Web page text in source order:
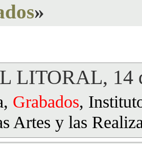
»
LITORAL, 14
Grabados,
Artes y las